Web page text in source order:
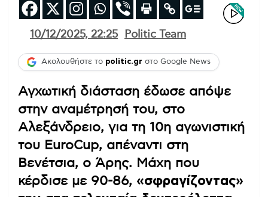
10/12/2025, 22:25 Politic Team
Ακολουθήστε το politic.gr στο Google News
Αγχωτική διάσταση έδωσε απόψε
στην αναμέτρησή του, στο
Αλεξάνδρειο, για τη 10η αγωνιστική
του EuroCup, απέναντι στη
Βενέτσια, ο Άρης. Μάχη που
κέρδισε με 90-86, «σφραγίζοντας»